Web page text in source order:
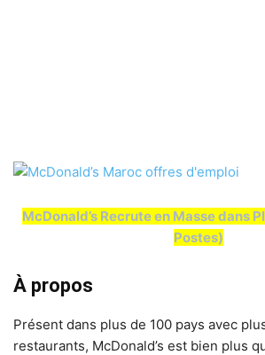
McDonald’s Recrute en Masse dans
Postes)
À propos
Présent dans plus de 100 pays avec
restaurants, McDonald’s est bien plus